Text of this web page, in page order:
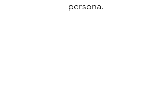
persona.